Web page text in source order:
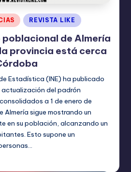
REVISTA LIKE
poblacional de Almería
provincia está cerca
Estadística (INE) ha publicado
actualización del padrón
a 1 de enero de
Almería sigue mostrando un
en su población, alcanzando un
Esto supone un